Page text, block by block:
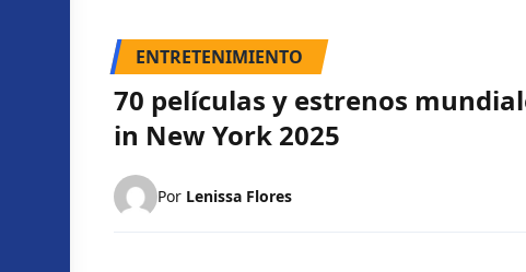
ENTRETENIMIENTO
70 películas y estrenos
in New York 2025
Por Lenissa Flores